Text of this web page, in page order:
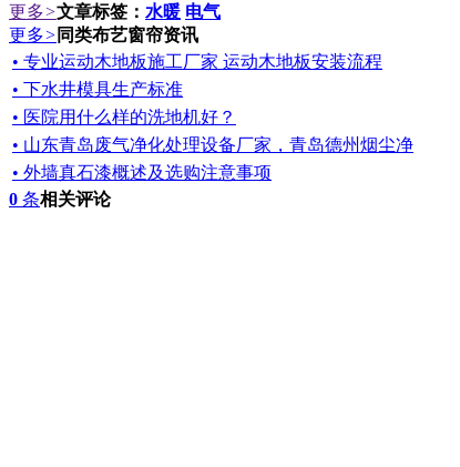
更多>文章标签： 水暖 电气
更多> 同类布艺窗帘资讯
• 专业运动木地板施工厂家 运动木地板安装流程
• 下水井模具生产标准
• 医院用什么样的洗地机好？
• 山东青岛废气净化处理设备厂家，青岛德州烟尘净
• 外墙真石漆概述及选购注意事项
0 条相关评论